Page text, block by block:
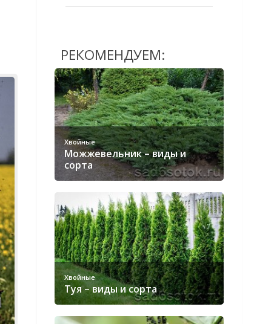
РЕКОМЕНДУЕМ:
Хвойные
Можжевельник – виды и
сорта
Хвойные
Туя – виды и сорта